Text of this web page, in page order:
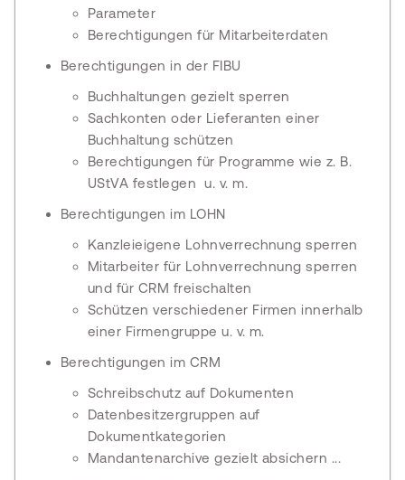
Parameter
Berechtigungen für Mitarbeiterdaten
Berechtigungen in der FIBU
Buchhaltungen gezielt sperren
Sachkonten oder Lieferanten einer
Buchhaltung schützen
Berechtigungen für Programme wie z. B.
UStVA festlegen u. v. m.
Berechtigungen im LOHN
Kanzleieigene Lohnverrechnung sperren
Mitarbeiter für Lohnverrechnung sperren
und für CRM freischalten
Schützen verschiedener Firmen innerhalb
einer Firmengruppe u. v. m.
Berechtigungen im CRM
Schreibschutz auf Dokumenten
Datenbesitzergruppen auf
Dokumentkategorien
Mandantenarchive gezielt absichern ...